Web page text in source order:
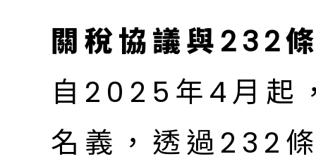
關稅協議與232
自2025年4月起
名義，透過232